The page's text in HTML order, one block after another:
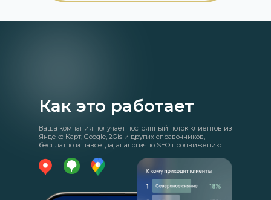
Как это работает
Ваша компания получает постоянный поток клиентов из
Яндекс Карт, Google, 2Gis и других справочников,
бесплатно и навсегда, аналогично SEO продвижению